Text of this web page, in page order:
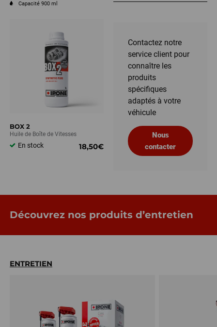
Capacité 900 ml
BOX 2
Huile de Boîte de Vitesses
En stock 18,50€
Contactez notre
service client pour
connaître les
produits
spécifiques
adaptés à votre
véhicule
Nous
contacter
Découvrez nos produits d’entretien
ENTRETIEN